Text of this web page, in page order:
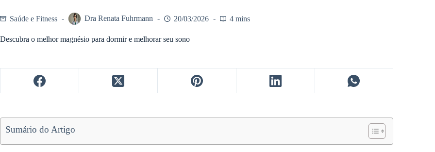
Saúde e Fitness Dra Renata Fuhrmann 20/03/2026 4 mins
Descubra o melhor magnésio para dormir e melhorar seu sono
Sumário do Artigo